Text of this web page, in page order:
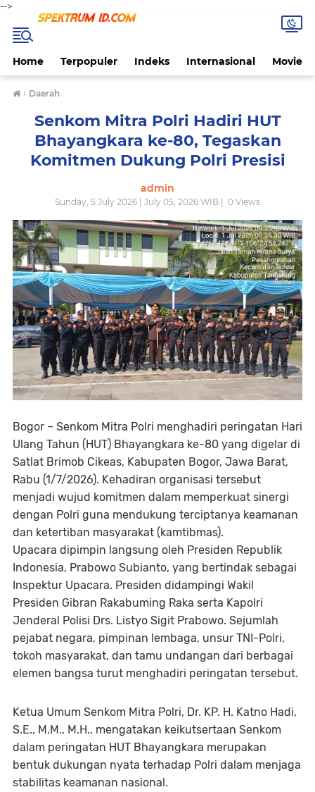
-->
Home Terpopuler Indeks Internasional Movie
› Daerah
Senkom Mitra Polri Hadiri HUT
Bhayangkara ke-80, Tegaskan
Komitmen Dukung Polri Presisi
admin
Sunday, 5 July 2026 | July 05, 2026 WIB | 0 Views
Bogor – Senkom Mitra Polri menghadiri peringatan Hari
Ulang Tahun (HUT) Bhayangkara ke-80 yang digelar di
Satlat Brimob Cikeas, Kabupaten Bogor, Jawa Barat,
Rabu (1/7/2026). Kehadiran organisasi tersebut
menjadi wujud komitmen dalam memperkuat sinergi
dengan Polri guna mendukung terciptanya keamanan
dan ketertiban masyarakat (kamtibmas).
Upacara dipimpin langsung oleh Presiden Republik
Indonesia, Prabowo Subianto, yang bertindak sebagai
Inspektur Upacara. Presiden didampingi Wakil
Presiden Gibran Rakabuming Raka serta Kapolri
Jenderal Polisi Drs. Listyo Sigit Prabowo. Sejumlah
pejabat negara, pimpinan lembaga, unsur TNI-Polri,
tokoh masyarakat, dan tamu undangan dari berbagai
elemen bangsa turut menghadiri peringatan tersebut.
Ketua Umum Senkom Mitra Polri, Dr. KP. H. Katno Hadi,
S.E., M.M., M.H., mengatakan keikutsertaan Senkom
dalam peringatan HUT Bhayangkara merupakan
bentuk dukungan nyata terhadap Polri dalam menjaga
stabilitas keamanan nasional.